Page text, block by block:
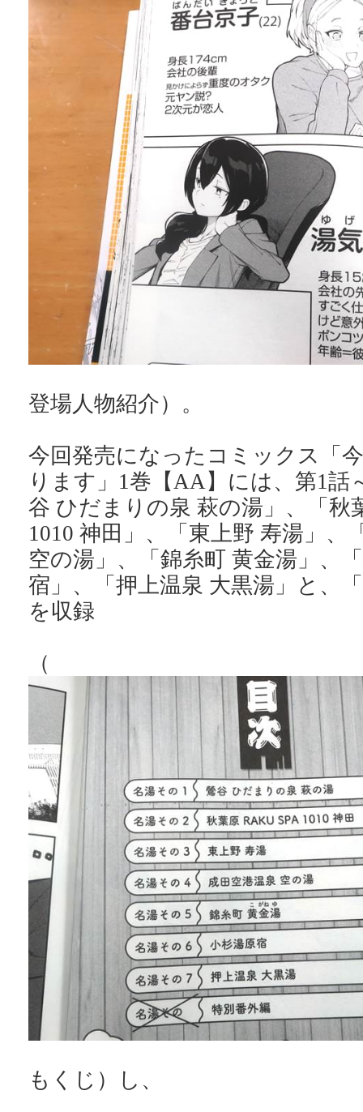
登場人物紹介）。
今回発売になったコミックス「
ります」1巻【AA】には、第1話
谷 ひだまりの泉 萩の湯」、「秋
1010 神田」、「東上野 寿湯」、
空の湯」、「錦糸町 黄金湯」、
宿」、「押上温泉 大黒湯」と、
を収録
（
もくじ）し、